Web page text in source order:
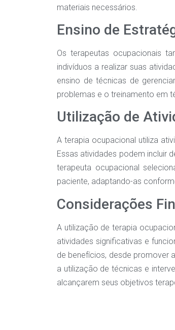
materiais necessários.
Ensino de
Os terapeutas ocupacionais
indivíduos a realizar suas
ensino de técnicas de
problemas e o treinamento em
Utilização de
A terapia ocupacional utiliza
Essas atividades podem incluir
terapeuta ocupacional
paciente, adaptando-as
Considerações
A utilização de terapia
atividades significativas e
de benefícios, desde promover
a utilização de técnicas e
alcançarem seus objetivos